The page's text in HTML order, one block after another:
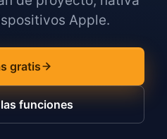
Apple.
gratis
funciones